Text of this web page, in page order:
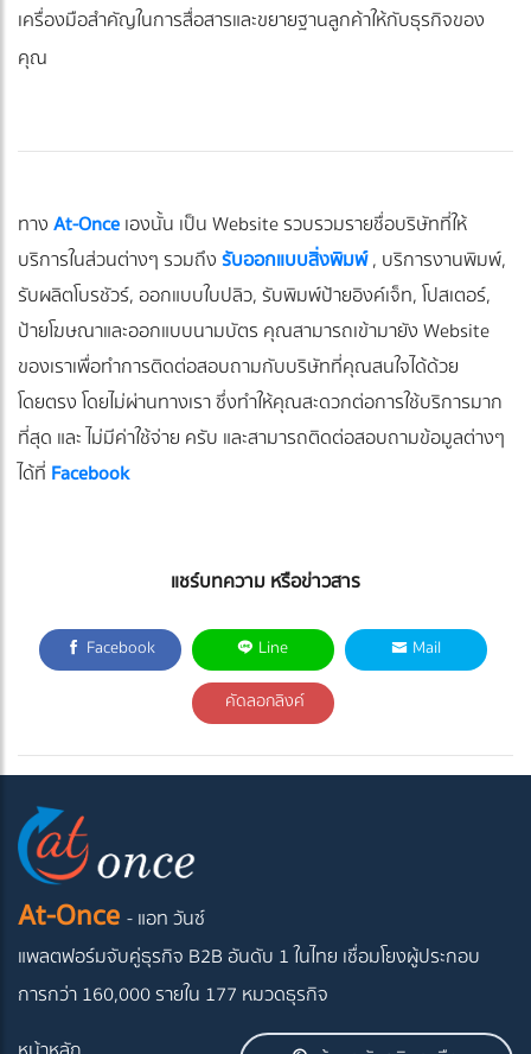
เครื่องมือสำคัญในการสื่อสารและขยายฐานลูกค้าให้กับธุรกิจของ
คุณ
ทางAt-Onceเองนั้น เป็น Website รวบรวมรายชื่อบริษัทที่ให้
บริการในส่วนต่างๆ รวมถึงรับออกแบบสิ่งพิมพ์, บริการงานพิมพ์,
รับผลิตโบรชัวร์, ออกแบบใบปลิว, รับพิมพ์ป้ายอิงค์เจ็ท, โปสเตอร์,
ป้ายโฆษณาและออกแบบนามบัตร คุณสามารถเข้ามายัง Website
ของเราเพื่อทำการติดต่อสอบถามกับบริษัทที่คุณสนใจได้ด้วย
โดยตรง โดยไม่ผ่านทางเรา ซึ่งทำให้คุณสะดวกต่อการใช้บริการมาก
ที่สุด และ ไม่มีค่าใช้จ่าย ครับ และสามารถติดต่อสอบถามข้อมูลต่างๆ
ได้ที่ Facebook
แชร์บทความ หรือข่าวสาร
Facebook Line Mail
คัดลอกลิงค์
At-Once - แอท วันซ์
แพลตฟอร์มจับคู่ธุรกิจ B2B อันดับ 1 ในไทย เชื่อมโยงผู้ประกอบ
การกว่า 160,000 รายใน 177 หมวดธุรกิจ